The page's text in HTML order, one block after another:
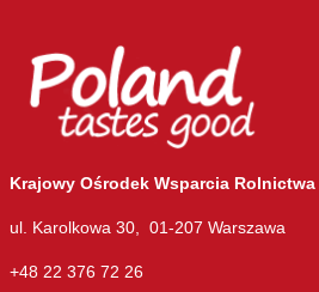
Krajowy Ośrodek Wsparcia Rolnictwa
ul. Karolkowa 30, 01-207 Warszawa
+48 22 376 72 26